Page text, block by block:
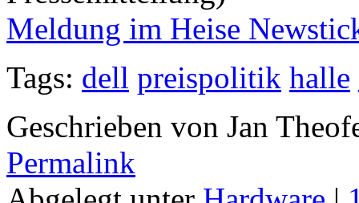
Meldung im Heise
Tags: dell preispolitik halle
Geschrieben von Jan
Permalink